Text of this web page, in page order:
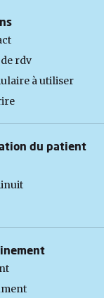
rdv
à utiliser
du patient